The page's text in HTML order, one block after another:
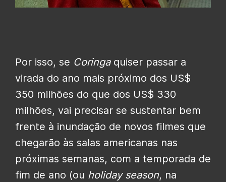
Por isso, se Coringaquiser passar a
virada do ano mais próximo dos US$
350 milhões do que dos US$ 330
milhões, vai precisar se sustentar bem
frente à inundação de novos filmes que
chegarão às salas americanas nas
próximas semanas, com a temporada de
fim de ano (ou holiday season, na